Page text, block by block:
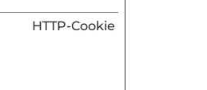
HTTP-Cookie